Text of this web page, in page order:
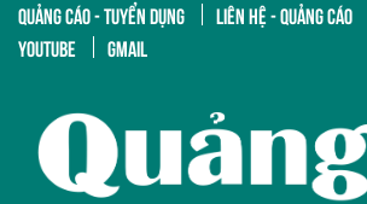
QUẢNG CÁO - TUYỂN DỤNG LIÊN HỆ - QUẢNG CÁO
YOUTUBE
GMAIL